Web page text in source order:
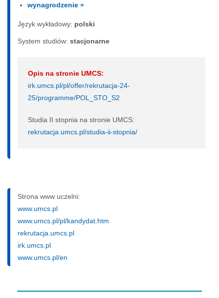
wynagrodzenie »
Język wykładowy: polski
System studiów: sta­cjo­nar­ne
Opis na stronie UMCS:
irk.umcs.pl/pl/offer/rekrutacja-24-
25/programme/POL_STO_S2
Studia II stopnia na stronie UMCS:
rekrutacja.umcs.pl/studia-ii-stopnia/
Strona www uczelni:
www.umcs.pl
www.umcs.pl/pl/kandydat.htm
rekrutacja.umcs.pl
irk.umcs.pl
www.umcs.pl/en